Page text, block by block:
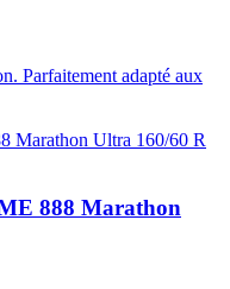
Parfaitement adapté aux
888 Marathon